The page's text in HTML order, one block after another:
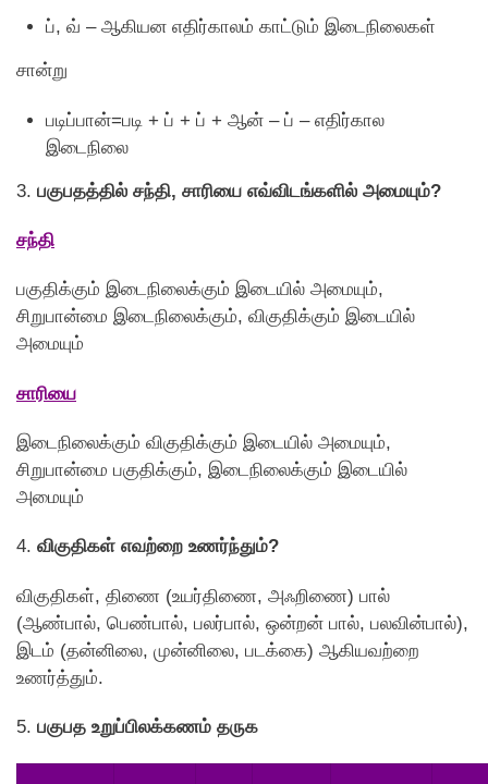
ப், வ் – ஆகியன எதிர்காலம் காட்டும் இடைநிலைகள்
சான்று
படிப்பான்=படி + ப் + ப் + ஆன் – ப் – எதிர்கால
இடைநிலை
3. பகுபதத்தில் சந்தி, சாரியை எவ்விடங்களில் அமையும்?
சந்தி
பகுதிக்கும் இடைநிலைக்கும் இடையில் அமையும்,
சிறுபான்மை இடைநிலைக்கும், விகுதிக்கும் இடையில்
அமையும்
சாரியை
இடைநிலைக்கும் விகுதிக்கும் இடையில் அமையும்,
சிறுபான்மை பகுதிக்கும், இடைநிலைக்கும் இடையில்
அமையும்
4. விகுதிகள் எவற்றை உணர்ந்தும்?
விகுதிகள், திணை (உயர்திணை, அஃறிணை) பால்
(ஆண்பால், பெண்பால், பலர்பால், ஒன்றன் பால், பலவின்பால்),
இடம் (தன்னிலை, முன்னிலை, படக்கை) ஆகியவற்றை
உணர்த்தும்.
5. பகுபத உறுப்பிலக்கணம் தருக